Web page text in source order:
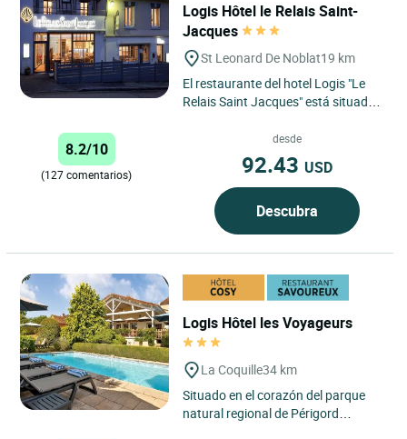
Logis Hôtel le Relais Saint-
Jacques
St Leonard De Noblat19 km
El restaurante del hotel Logis "Le
Relais Saint Jacques" está situado
ciudad medieval,...
8.2/10
(127 comentarios)
desde
92.43 USD
Descubra
Logis Hôtel les Voyageurs
La Coquille34 km
Situado en el corazón del parque
natural regional de Périgord